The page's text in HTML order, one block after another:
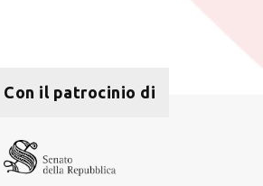
Con il patrocinio di